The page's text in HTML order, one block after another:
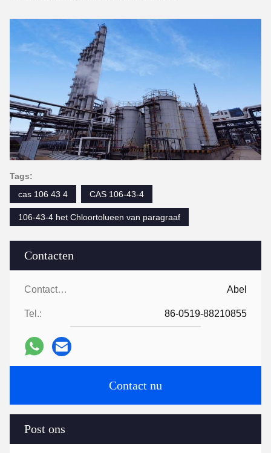
Contacten
Contacten: Abel
Tel.: 86-0519-88210855
Contact nu
Post ons
Tags:
cas 106 43 4
CAS 106-43-4
106-43-4 het Chloortolueen van paragraaf